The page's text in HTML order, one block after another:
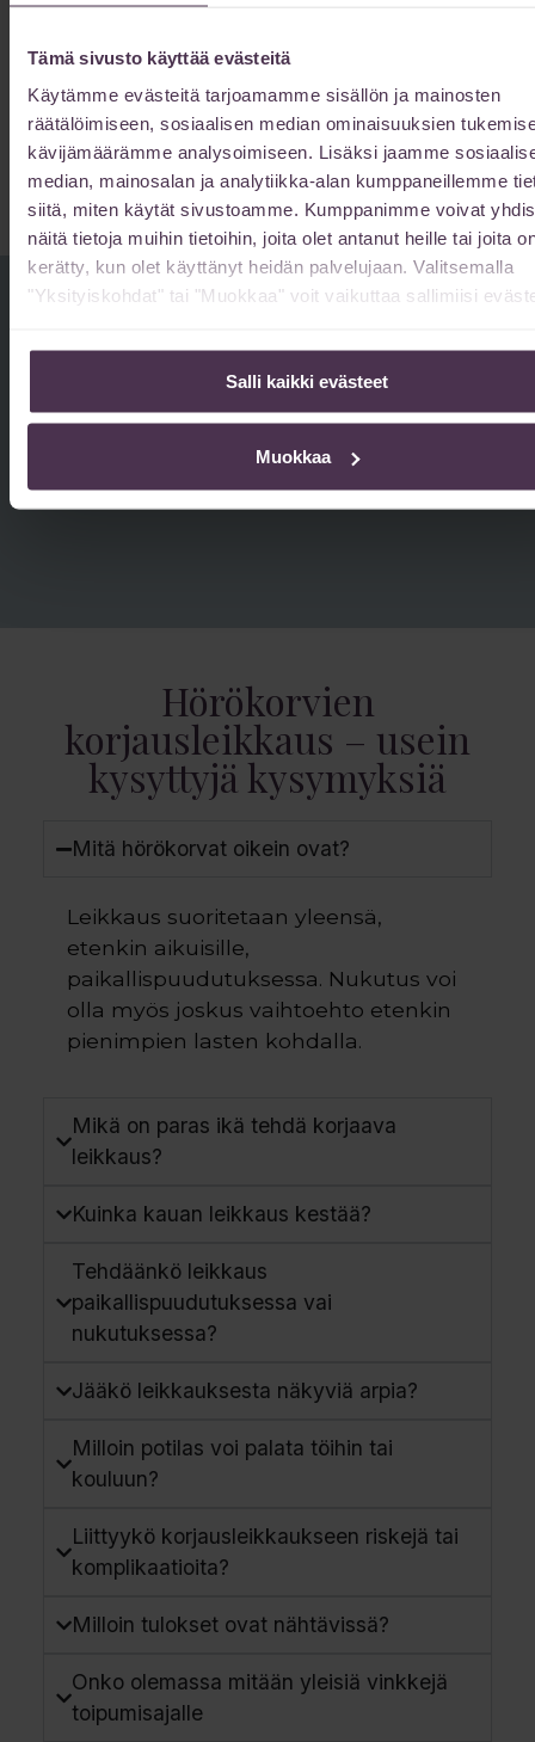
Tämä sivusto käyttää evästeitä
Käytämme evästeitä tarjoamamme sisällön ja mainosten
räätälöimiseen, sosiaalisen median ominaisuuksien
kävijämäärämme analysoimiseen. Lisäksi jaamme
median, mainosalan ja analytiikka-alan kumppaneillemme
siitä, miten käytät sivustoamme. Kumppanimme voivat
näitä tietoja muihin tietoihin, joita olet antanut heille tai joita
kerätty, kun olet käyttänyt heidän palvelujaan. Valitsemalla
"Yksityiskohdat" tai "Muokkaa" voit vaikuttaa sallimiisi
Salli kaikki evästeet
Muokkaa
Varaa aika haluamallesi
Varaa aika
Katso Sairaala Innovan hörökorva- ja
korvanlehtileikkausten hinnattäältä.
Hörökorvien
korjausleikkaus – usein
kysyttyjä kysymyksiä
Mitä hörökorvat oikein ovat?
Leikkaus suoritetaan yleensä,
etenkin aikuisille,
paikallispuudutuksessa. Nukutus voi
olla myös joskus vaihtoehto etenkin
pienimpien lasten kohdalla.
Mikä on paras ikä tehdä korjaava
leikkaus?
Kuinka kauan leikkaus kestää?
Tehdäänkö leikkaus
paikallispuudutuksessa vai
nukutuksessa?
Jääkö leikkauksesta näkyviä arpia?
Milloin potilas voi palata töihin tai
kouluun?
Liittyykö korjausleikkaukseen riskejä tai
komplikaatioita?
Milloin tulokset ovat nähtävissä?
Onko olemassa mitään yleisiä vinkkejä
toipumisajalle